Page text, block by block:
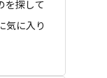
コシド、α‐
ウム‐51、
を探して
気に入り
嬉しいで